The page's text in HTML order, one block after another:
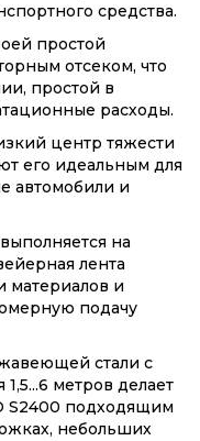
средства.
простой
отсеком, что
простой в
расходы.
центр тяжести
его идеальным для
автомобили и
на
лента
материалов и
подачу
стали с
метров делает
S2400 подходящим
небольших